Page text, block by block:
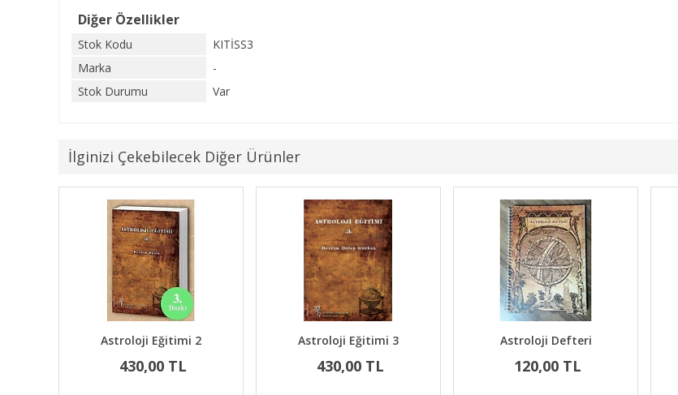
Diğer Özellikler
Stok Kodu
KITİSS3
Marka
-
Stok Durumu
Var
İlginizi Çekebilecek Diğer Ürünler
Astroloji Eğitimi 2
430,00 TL
Astroloji Eğitimi 3
430,00 TL
Astroloji Defteri
120,00 TL